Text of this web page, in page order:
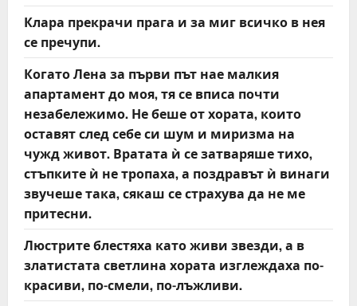
Клара прекрачи прага и за миг всичко в нея
се пречупи.
Когато Лена за първи път нае малкия
апартамент до моя, тя се вписа почти
незабележимо. Не беше от хората, които
оставят след себе си шум и миризма на
чужд живот. Вратата ѝ се затваряше тихо,
стъпките ѝ не тропаха, а поздравът ѝ винаги
звучеше така, сякаш се страхува да не ме
притесни.
Люстрите блестяха като живи звезди, а в
златистата светлина хората изглеждаха по-
красиви, по-смели, по-лъжливи.